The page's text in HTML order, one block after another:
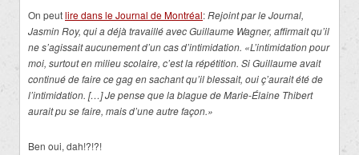
On peutlire dans le Journal de Montréal:Rejoint par le Journal,
Jasmin Roy, qui a déjà travaillé avec Guillaume Wagner, affirmait qu’il
ne s’agissait aucunement d’un cas d’intimidation. «L’intimidation pour
moi, surtout en milieu scolaire, c’est la répétition. Si Guillaume avait
continué de faire ce gag en sachant qu’il blessait, oui ç’aurait été de
l’intimidation. […] Je pense que la blague de Marie-Élaine Thibert
aurait pu se faire, mais d’une autre façon.»
Ben oui, dah!?!?!